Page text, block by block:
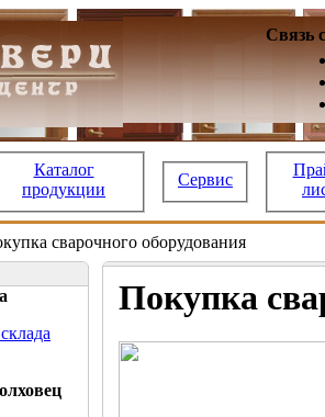
Связь
Каталог
продукции
Сервис
сварочного оборудования
Покупка